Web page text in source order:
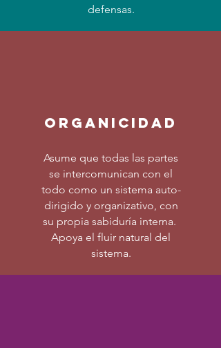
defensas.
organicidad
Asume que todas las partes
se intercomunican con el
todo como un sistema auto-
dirigido y organizativo, con
su propia sabiduría interna.
Apoya el fluir natural del
sistema.